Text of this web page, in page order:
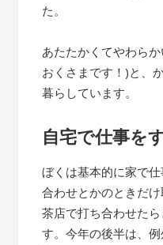
た。
あたたかくてやわら
おくさまです！)と、
暮らしています。
自宅で仕事を
ぼくは基本的に家で
合わせとかのときだ
茶店で打ち合わせた
す。今年の後半は、